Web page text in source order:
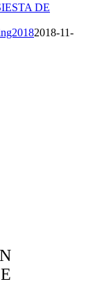
DE
2018-11-